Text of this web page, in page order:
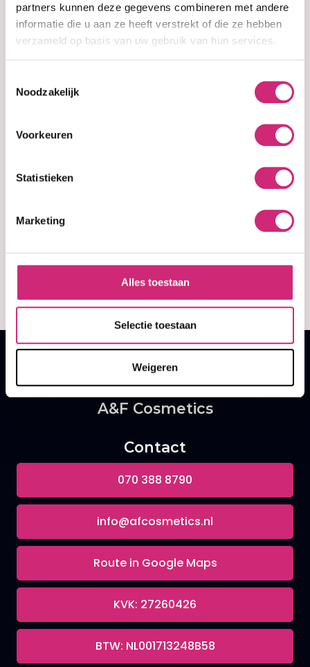
partners kunnen deze gegevens combineren met andere
informatie die u aan ze heeft verstrekt of die ze hebben
verzameld op basis van uw gebruik van hun services.
Noodzakelijk
Voorkeuren
Statistieken
Marketing
Alles toestaan
Selectie toestaan
Weigeren
In stock
Blondeerpoeder
A&F Cosmetics
Contact
070 388 8790
info@afcosmetics.nl
Route in Google Maps
KVK: 27260426
BTW: NL001713248B58